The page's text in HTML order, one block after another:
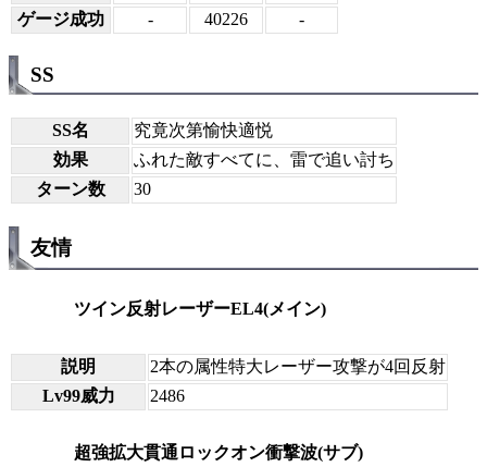
ゲージ成功 - 40226 -
SS
SS名
究竟次第愉快適悦
効果
ふれた敵すべてに、雷で追い討ち
ターン数
30
友情
ツイン反射レーザーEL4(メイン)
説明
2本の属性特大レーザー攻撃が4回反射
Lv99威力
2486
超強拡大貫通ロックオン衝撃波(サブ)